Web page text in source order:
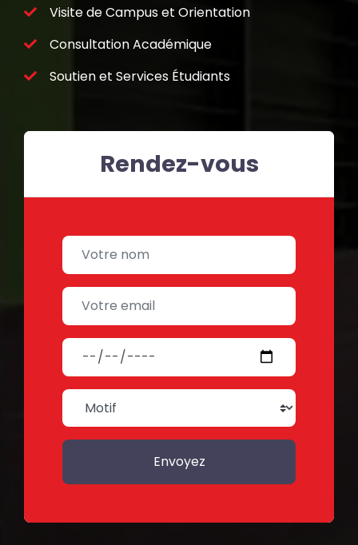
Visite de Campus et Orientation
Consultation Académique
Soutien et Services Étudiants
Rendez-vous
Envoyez